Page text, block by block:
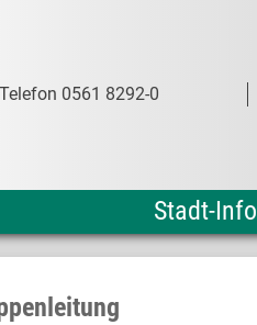
Telefon 0561 8292-0
Stadt-Info